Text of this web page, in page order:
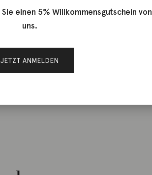
einen 5% Willkommensgutschein von
uns.
JETZT ANMELDEN